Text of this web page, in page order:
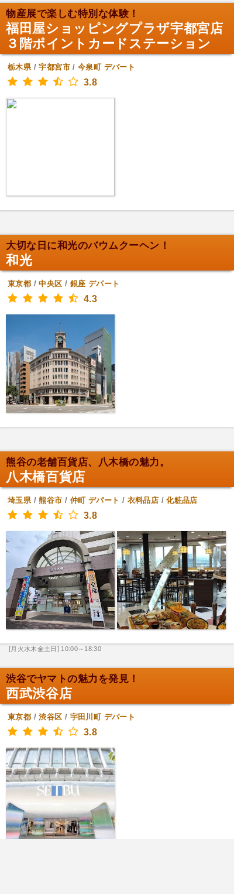
物産展で楽しむ特別な体験！
福田屋ショッピングプラザ宇都宮店
３階ポイントカードステーション
栃木県/宇都宮市/今泉町 デパート
3.8
大切な日に和光のバウムクーヘン！
和光
東京都 /中央区 / 銀座 デパート
4.3
熊谷の老舗百貨店、八木橋の魅力。
八木橋百貨店
埼玉県/熊谷市 / 仲町 デパート / 衣料品店 /化粧品店
3.8
[月火水木金土日] 10:00～18:30
渋谷でヤマトの魅力を発見！
西武渋谷店
東京都 /渋谷区 / 宇田川町 デパート
3.8